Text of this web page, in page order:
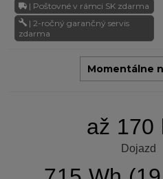
| Poštovné v rámci SK zdarma
| 2-ročný garančný servis
zdarma
Momentálne
až 170
Dojazd